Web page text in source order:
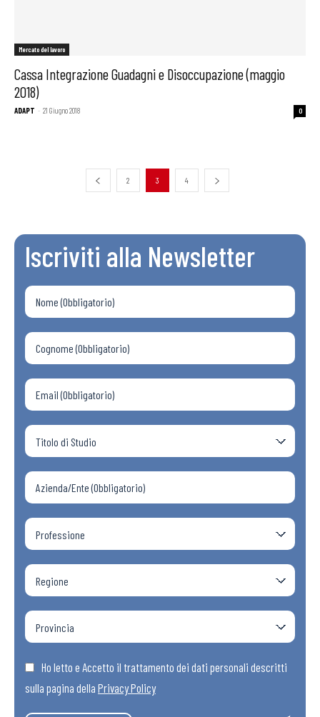
Mercato del lavoro
Cassa Integrazione Guadagni e Disoccupazione (maggio
2018)
ADAPT - 21 Giugno 2018 0
2 3 4
Iscriviti alla Newsletter
Ho letto e Accetto il trattamento dei dati personali descritti
sulla pagina della Privacy Policy